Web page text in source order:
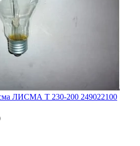
ЛИСМА Т 230-200 249022100